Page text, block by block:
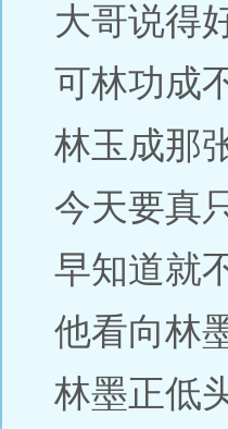
大哥说得
可林功成
林玉成那
今天要真
早知道就
他看向林
林墨正低